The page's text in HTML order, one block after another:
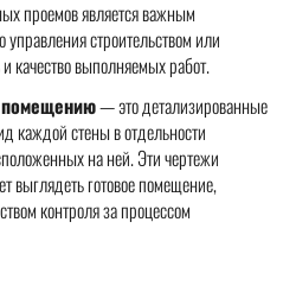
проемов является важным
строительством или
качество выполняемых работ.
помещению— это детализированные
каждой стены в отдельности
на ней. Эти чертежи
выглядеть готовое помещение,
контроля за процессом